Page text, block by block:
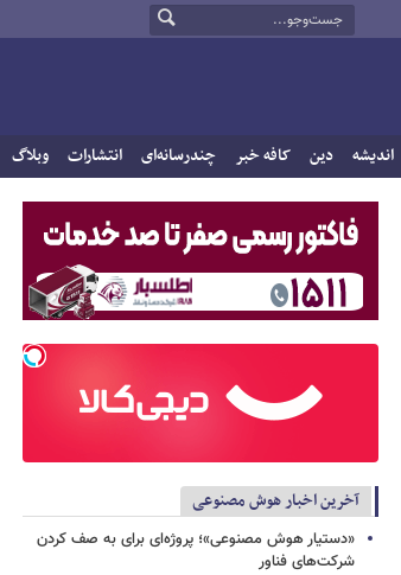
اندیشه دین کافه خبر چندرسانه‌ای انتشارات وبلاگ
آخرین اخبار هوش مصنوعی
«دستیار هوش مصنوعی»؛ پروژه‌ای برای به صف کردن
شرکت‌های فناور